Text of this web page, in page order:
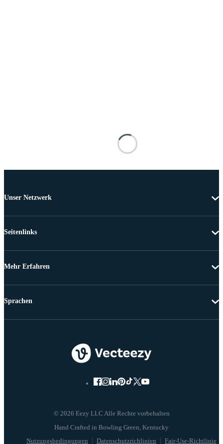
Unser Netzwerk
Seitenlinks
Mehr Erfahren
© 2026 Eezy LLC Alle Rechte vorbehalten
Nutzungsbedingungen Datenschutzrichlinien Fair-Use-Richtlinie
Sprachen